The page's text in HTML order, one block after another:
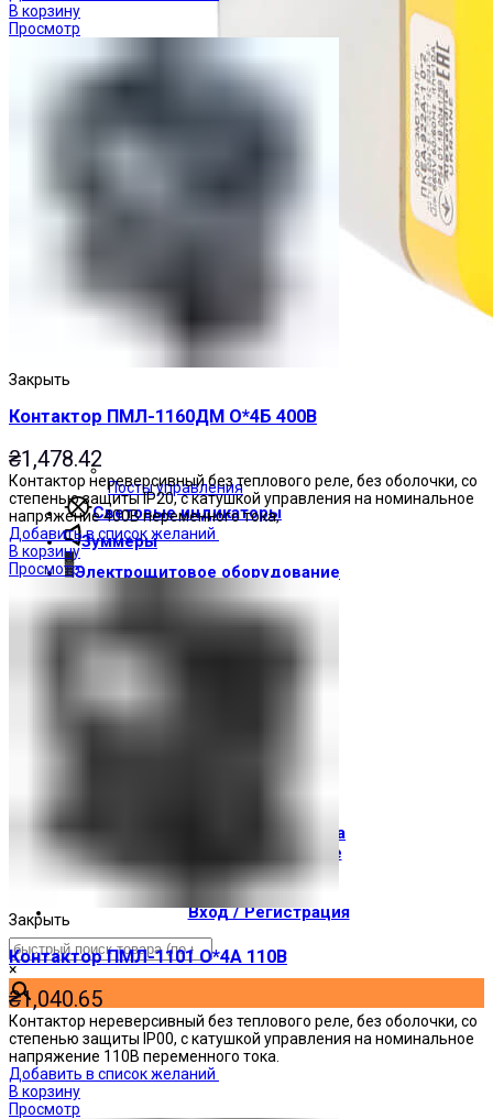
Посты управления
Световые индикаторы
Зуммеры
Электрощитовое оборудование
Корпуса
Печатные платы
Штампы Прес-формы
Доставка и оплата
О торговой марке
Где купить
Новости
Вход / Регистрация
×
В корзину
Просмотр
Закрыть
Контактор ПМЛ-1160ДМ О*4Б 400В
₴1,478.42
Контактор нереверсивный без теплового реле, без оболочки, со
степенью защиты IP20, с катушкой управления на номинальное
напряжение 400В переменного тока,
Добавить в список желаний
В корзину
Просмотр
Закрыть
Контактор ПМЛ-1101 О*4А 110В
₴1,040.65
Контактор нереверсивный без теплового реле, без оболочки, со
степенью защиты IP00, с катушкой управления на номинальное
напряжение 110В переменного тока.
Добавить в список желаний
В корзину
Просмотр